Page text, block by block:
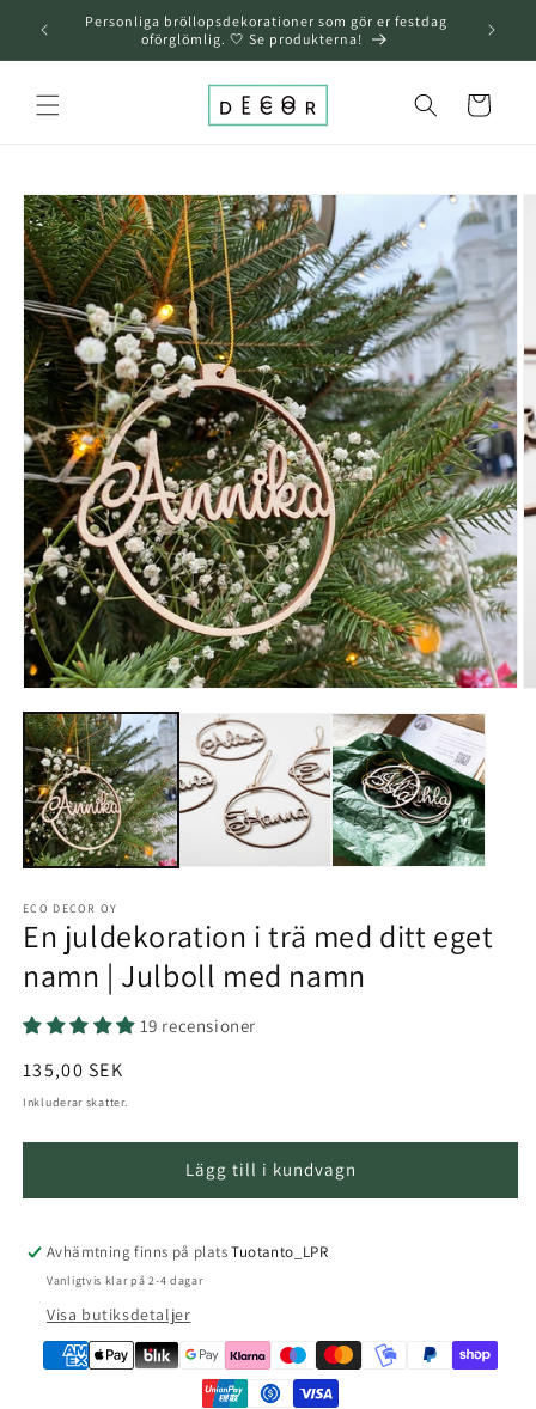
över och
gå till
innehållet
Personliga bröllopsdekorationer som gör er festdag
oförglömlig. 🤍 Se produkterna!
Varukorg
till
ECO DECOR OY
En juldekoration i trä med ditt eget
namn | Julboll med namn
19 recensioner
Normalt
pris
135,00 SEK
Inkluderar skatter.
Lägg till i kundvagn
Avhämtning finns på platsTuotanto_LPR
Vanligtvis klar på 2-4 dagar
Visa butiksdetaljer